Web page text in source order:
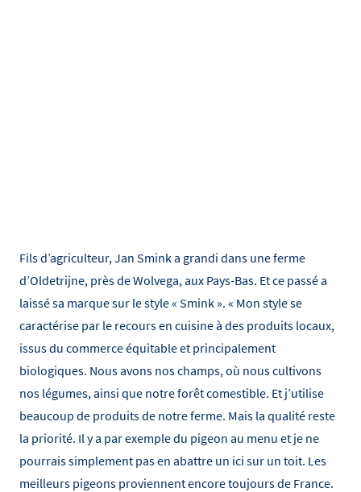
Fils d’agriculteur, Jan Smink a grandi dans une ferme
d’Oldetrijne, près de Wolvega, aux Pays-Bas. Et ce passé a
laissé sa marque sur le style « Smink ». « Mon style se
caractérise par le recours en cuisine à des produits locaux,
issus du commerce équitable et principalement
biologiques. Nous avons nos champs, où nous cultivons
nos légumes, ainsi que notre forêt comestible. Et j’utilise
beaucoup de produits de notre ferme. Mais la qualité reste
la priorité. Il y a par exemple du pigeon au menu et je ne
pourrais simplement pas en abattre un ici sur un toit. Les
meilleurs pigeons proviennent encore toujours de France.